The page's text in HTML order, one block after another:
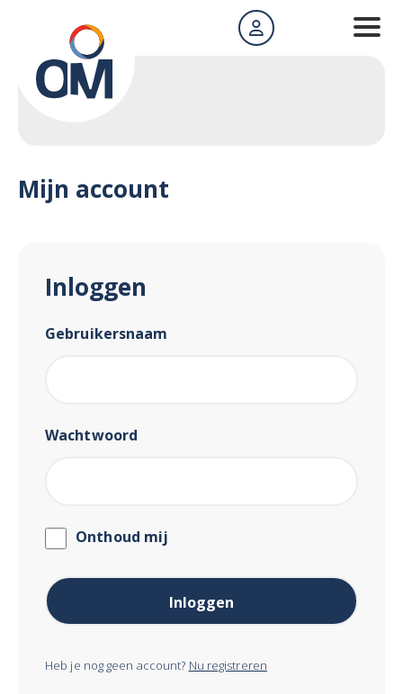
Mijn account
Inloggen
Gebruikersnaam
Wachtwoord
Onthoud mij
Heb je nog geen account? Nu registreren